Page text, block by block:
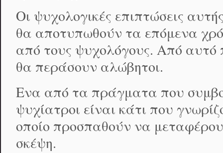
Οι ψυχολογικές επιπτώσεις
θα αποτυπωθούν τα επόμενα
από τους ψυχολόγους. Από αυτό
θα περάσουν αλώβητοι.
Ενα από τα πράγματα που
ψυχίατροι είναι κάτι που
οποίο προσπαθούν να
σκέψη.